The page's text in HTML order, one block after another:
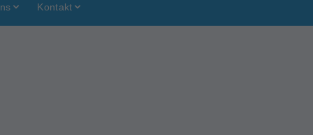
Kontakt